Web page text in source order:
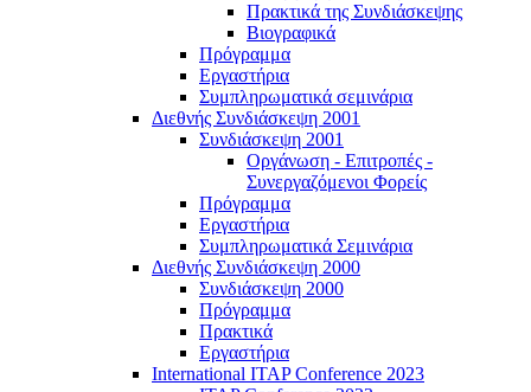
Πρακτικά της Συνδιάσκεψης
Βιογραφικά
Πρόγραμμα
Εργαστήρια
Συμπληρωματικά σεμινάρια
Διεθνής Συνδιάσκεψη 2001
Συνδιάσκεψη 2001
Οργάνωση - Επιτροπές -
Συνεργαζόμενοι Φορείς
Πρόγραμμα
Εργαστήρια
Συμπληρωματικά Σεμινάρια
Διεθνής Συνδιάσκεψη 2000
Συνδιάσκεψη 2000
Πρόγραμμα
Πρακτικά
Εργαστήρια
International ITAP Conference 2023